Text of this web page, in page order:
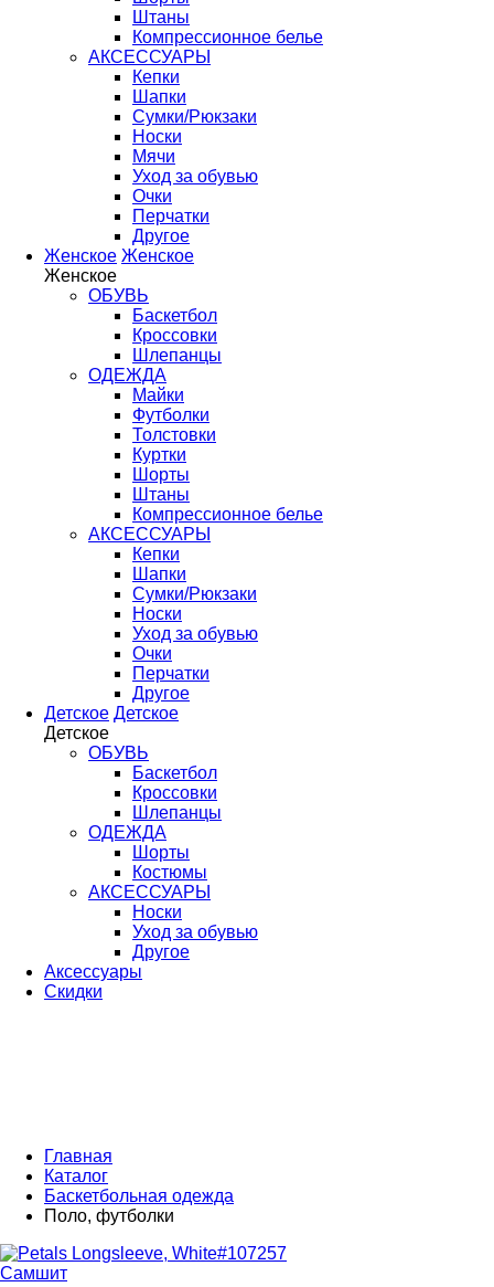
Штаны
Компрессионное белье
АКСЕССУАРЫ
Кепки
Шапки
Сумки/Рюкзаки
Носки
Мячи
Уход за обувью
Очки
Перчатки
Другое
Женское Женское
Женское
ОБУВЬ
Баскетбол
Кроссовки
Шлепанцы
ОДЕЖДА
Майки
Футболки
Толстовки
Куртки
Шорты
Штаны
Компрессионное белье
АКСЕССУАРЫ
Кепки
Шапки
Сумки/Рюкзаки
Носки
Уход за обувью
Очки
Перчатки
Другое
Детское Детское
Детское
ОБУВЬ
Баскетбол
Кроссовки
Шлепанцы
ОДЕЖДА
Шорты
Костюмы
АКСЕССУАРЫ
Носки
Уход за обувью
Другое
Аксессуары
Скидки
Главная
Каталог
Баскетбольная одежда
Поло, футболки
Самшит